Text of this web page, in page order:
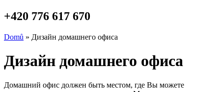
+420 776 617 670
Domů » Дизайн домашнего офиса
Дизайн домашнего офиса
Домашний офис должен быть местом, где Вы можете